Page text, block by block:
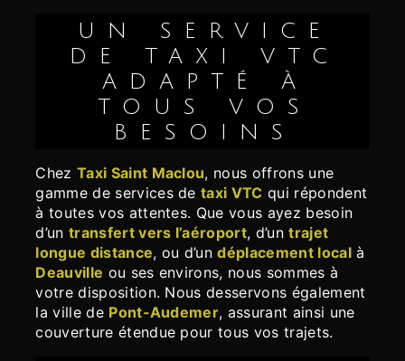
UN SERVICE
DE TAXI VTC
ADAPTÉ À
TOUS VOS
BESOINS
Chez Taxi Saint Maclou, nous offrons une
gamme de services detaxi VTC qui répondent
à toutes vos attentes. Que vous ayez besoin
d’un transfert vers l’aéroport, d’untrajet
longue distance, ou d’undéplacement localà
Deauville ou ses environs, nous sommes à
votre disposition. Nous desservons également
la ville de Pont-Audemer, assurant ainsi une
couverture étendue pour tous vos trajets.